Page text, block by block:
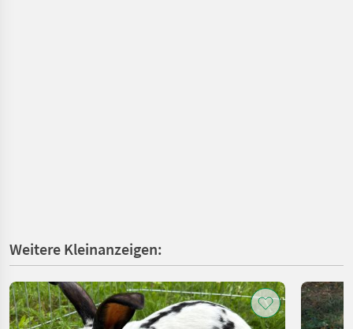
Weitere Kleinanzeigen: